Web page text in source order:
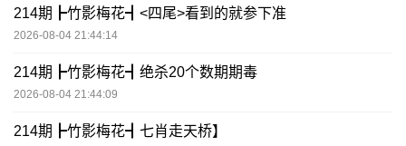
214期┣竹影梅花┫<四尾>看到的就参下准
2026-08-04 21:44:14
214期┣竹影梅花┫绝杀20个数期期毒
2026-08-04 21:44:09
214期┣竹影梅花┫七肖走天桥】